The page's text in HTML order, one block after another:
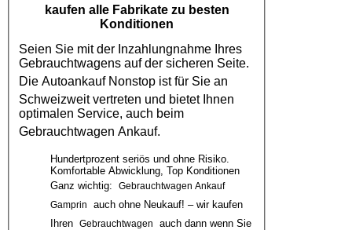
kaufen alle Fabrikate zu besten
Konditionen
Seien Sie mit der Inzahlungnahme Ihres
Gebrauchtwagens auf der sicheren Seite.
Die AutoankaufNonstop ist für Sie an
Schweizweit vertreten und bietet Ihnen
optimalen Service, auch beim
Gebrauchtwagen Ankauf.
Hundertprozent seriös und ohne Risiko.
Komfortable Abwicklung, Top Konditionen
Ganz wichtig:
Gebrauchtwagen Ankauf
Gamprin
auch ohne Neukauf! – wir kaufen
Ihren Gebrauchtwagen
auch dann wenn Sie